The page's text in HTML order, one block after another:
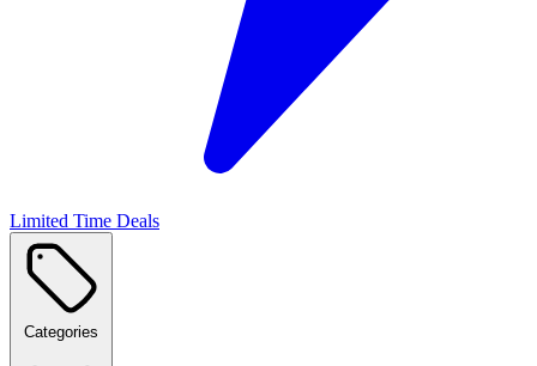
Limited Time Deals
Categories